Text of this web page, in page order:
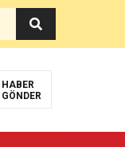
HABER
GÖNDER